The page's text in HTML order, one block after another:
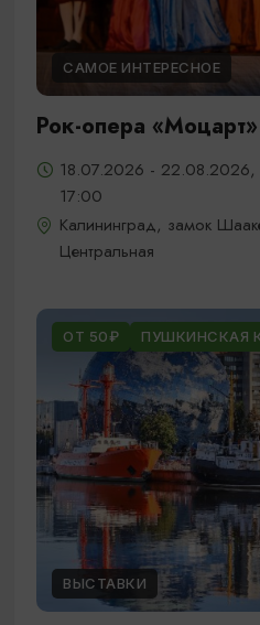
САМОЕ ИНТЕРЕСНОЕ
Рок-опера «Моцарт»
18.07.2026 -
17:00
Калининград, замок
Центральная
ОТ 50₽ ПУШКИНСКАЯ
ВЫСТАВКИ